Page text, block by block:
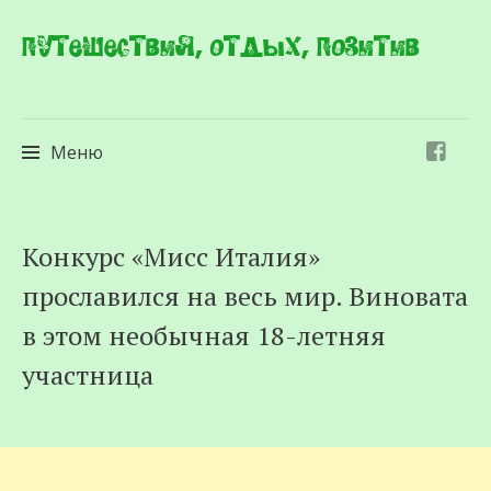
Путешествия, отдых, позитив
Меню
к
содержимому
Конкурс «Мисс Италия»
прославился на весь мир. Виновата
в этом необычная 18-летняя
участница